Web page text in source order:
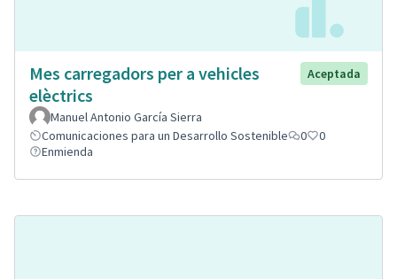
Mes carregadors per a vehicles
elèctrics
Aceptada
Manuel Antonio García Sierra
Comunicaciones para un Desarrollo Sostenible
0
0
Enmienda